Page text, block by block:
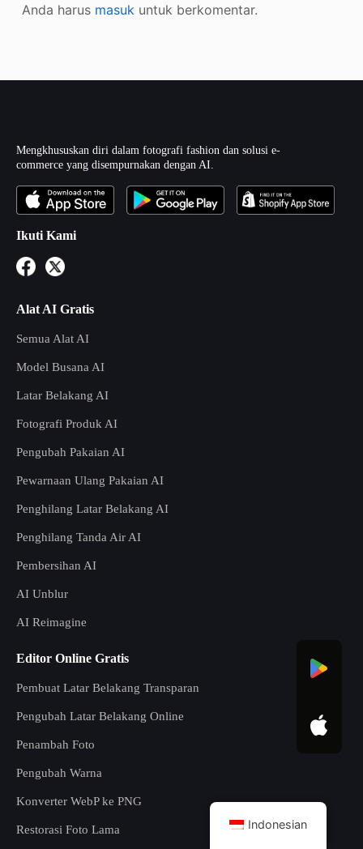
Anda harus masukuntuk berkomentar.
Mengkhususkan diri dalam fotografi fashion dan solusi e-
commerce yang disempurnakan dengan AI.
Ikuti Kami
Alat AI Gratis
Semua Alat AI
Model Busana AI
Latar Belakang AI
Fotografi Produk AI
Pengubah Pakaian AI
Pewarnaan Ulang Pakaian AI
Penghilang Latar Belakang AI
Penghilang Tanda Air AI
Pembersihan AI
AI Unblur
AI Reimagine
Editor Online Gratis
Pembuat Latar Belakang Transparan
Pengubah Latar Belakang Online
Penambah Foto
Pengubah Warna
Konverter WebP ke PNG
Restorasi Foto Lama Indonesian